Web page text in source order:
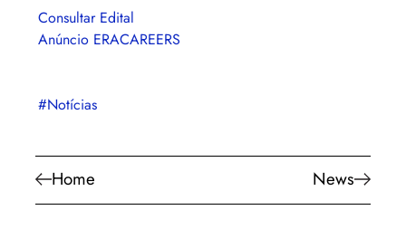
Home News
Consultar Edital
Anúncio ERACAREERS
#Notícias